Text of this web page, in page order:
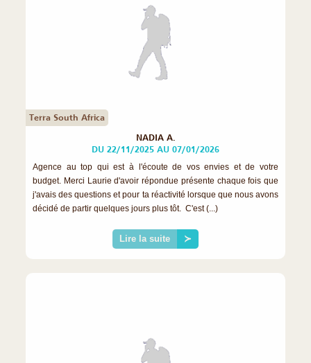
Terra South Africa
NADIA A.
DU 22/11/2025 AU 07/01/2026
Agence au top qui est à l'écoute de vos envies et de votre
budget. Merci Laurie d'avoir répondue présente chaque fois que
j'avais des questions et pour ta réactivité lorsque que nous avons
décidé de partir quelques jours plus tôt. C'est (...)
Lire la suite ≻